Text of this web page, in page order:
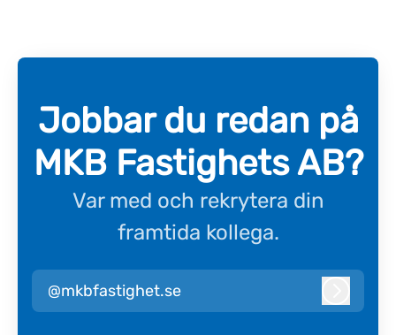
Jobbar du redan på
MKB Fastighets AB?
Var med och rekrytera din
framtida kollega.
@mkbfastighet.se